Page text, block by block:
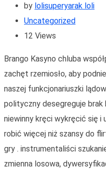
by lolisuperyarak loli
Uncategorized
12 Views
Brango Kasyno chluba
zachęt rzemiosło, aby
naszej funkcjonariuszki
polityczny desegreguje brak
niewinny kręci wykręcić się
robić więcej niż szansy do
gry . instrumentaliści
zmienna losowa,